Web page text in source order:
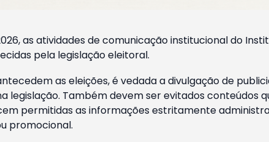
as atividades de comunicação institucional do
pela legislação eleitoral.
as eleições, é vedada a divulgação de
legislação. Também devem ser evitados conteúdos
permitidas as informações estritamente
promocional.